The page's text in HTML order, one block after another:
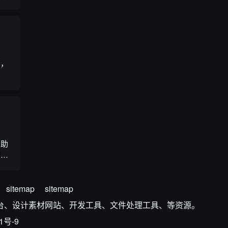
sitemap
sitemap
设计素材网站、开发工具、文件处理工具、等资源。
号-9